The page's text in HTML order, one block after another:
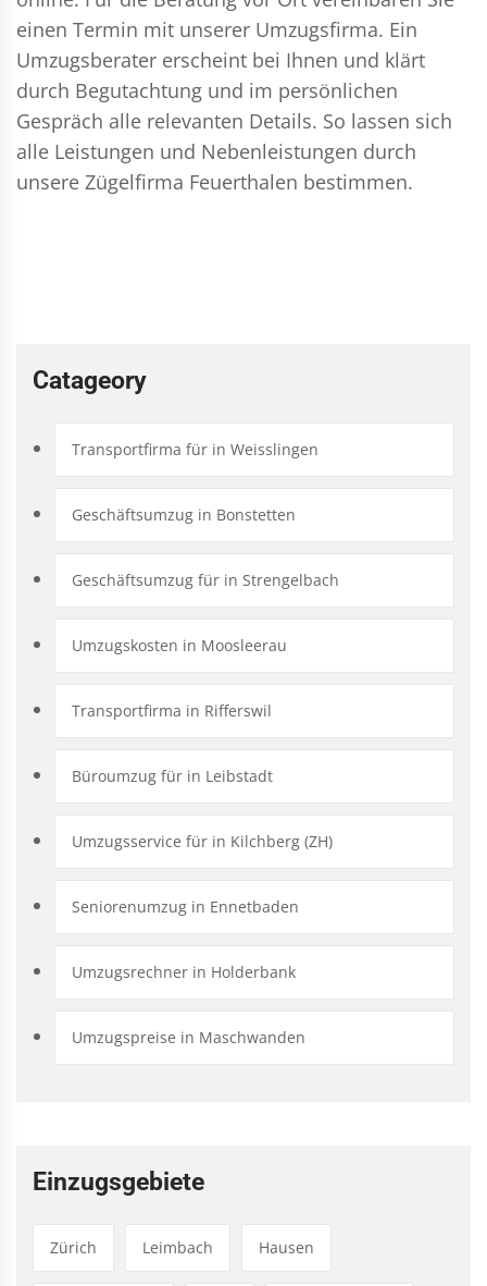
einen Termin mit unserer Umzugsfirma. Ein
Umzugsberater erscheint bei Ihnen und klärt
durch Begutachtung und im persönlichen
Gespräch alle relevanten Details. So lassen sich
alle Leistungen und Nebenleistungen durch
unsere Zügelfirma Feuerthalen bestimmen.
Catageory
Transportfirma für in Weisslingen
Geschäftsumzug in Bonstetten
Geschäftsumzug für in Strengelbach
Umzugskosten in Moosleerau
Transportfirma in Rifferswil
Büroumzug für in Leibstadt
Umzugsservice für in Kilchberg (ZH)
Seniorenumzug in Ennetbaden
Umzugsrechner in Holderbank
Umzugspreise in Maschwanden
Einzugsgebiete
Zürich Leimbach Hausen